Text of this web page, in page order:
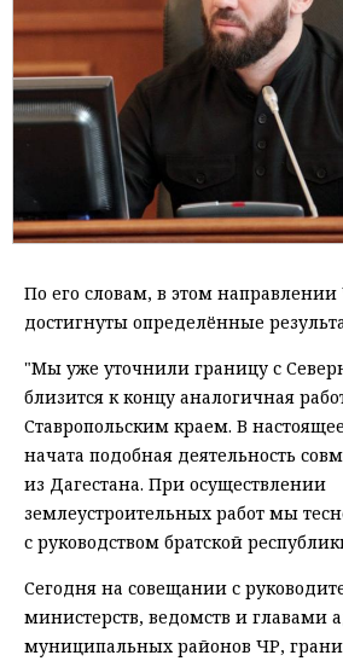
По его словам, в этом
достигнуты определённые
"Мы уже уточнили границу с
близится к концу аналогичная
Ставропольским краем. В
начата подобная деятельность
из Дагестана. При осуществлении
землеустроительных работ мы
с руководством братской
Сегодня на совещании с
министерств, ведомств и главами
муниципальных районов ЧР,